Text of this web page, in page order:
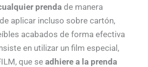
prenda de manera
aplicar incluso sobre cartón,
acabados de forma efectiva
en utilizar un film especial,
que seadhiere a la prenda